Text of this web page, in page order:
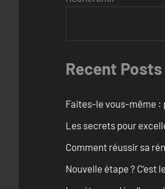
Recent Posts
Faites-le vous-même :
Les secrets pour
Comment réussir sa
Nouvelle étape ? C’est